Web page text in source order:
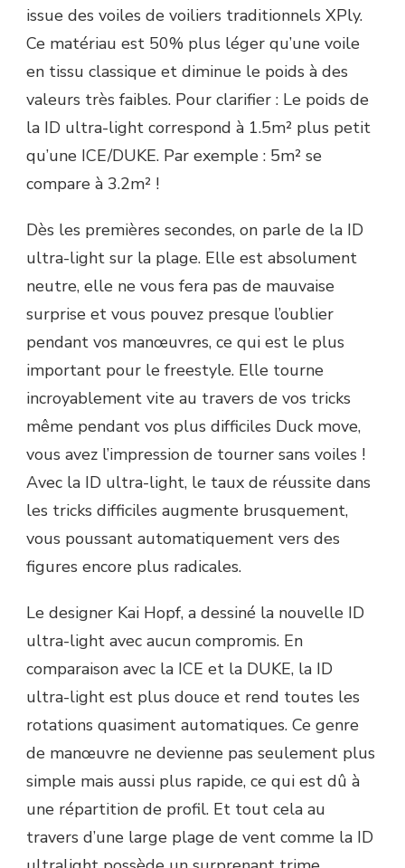
issue des voiles de voiliers traditionnels XPly.
Ce matériau est 50% plus léger qu’une voile
en tissu classique et diminue le poids à des
valeurs très faibles. Pour clarifier : Le poids de
la ID ultra-light correspond à 1.5m² plus petit
qu’une ICE/DUKE. Par exemple : 5m² se
compare à 3.2m² !
Dès les premières secondes, on parle de la ID
ultra-light sur la plage. Elle est absolument
neutre, elle ne vous fera pas de mauvaise
surprise et vous pouvez presque l’oublier
pendant vos manœuvres, ce qui est le plus
important pour le freestyle. Elle tourne
incroyablement vite au travers de vos tricks
même pendant vos plus difficiles Duck move,
vous avez l’impression de tourner sans voiles !
Avec la ID ultra-light, le taux de réussite dans
les tricks difficiles augmente brusquement,
vous poussant automatiquement vers des
figures encore plus radicales.
Le designer Kai Hopf, a dessiné la nouvelle ID
ultra-light avec aucun compromis. En
comparaison avec la ICE et la DUKE, la ID
ultra-light est plus douce et rend toutes les
rotations quasiment automatiques. Ce genre
de manœuvre ne devienne pas seulement plus
simple mais aussi plus rapide, ce qui est dû à
une répartition de profil. Et tout cela au
travers d’une large plage de vent comme la ID